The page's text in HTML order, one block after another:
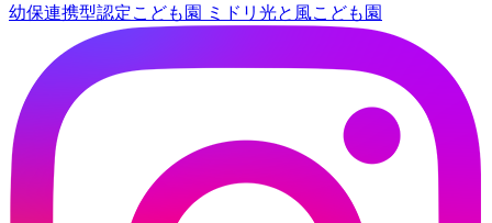
ナ
ゲ
ー
シ
ョ
稿:
投
幼保連携型認定こども園
ミドリ光と風こども園